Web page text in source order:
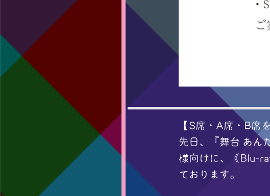
【S席・A席・B席
先日、『舞台 あん
様向けに、《Blu-
ております。